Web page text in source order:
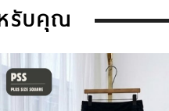
รับคุณ